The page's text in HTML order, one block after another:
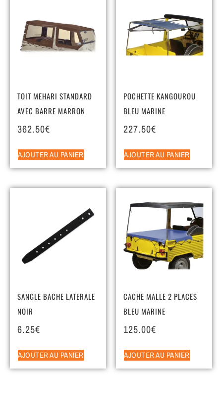
TOIT MEHARI STANDARD
AVEC BARRE MARRON
362.50€
AJOUTER AU PANIER
POCHETTE KANGOUROU
BLEU MARINE
227.50€
AJOUTER AU PANIER
SANGLE BACHE LATERALE
NOIR
6.25€
AJOUTER AU PANIER
CACHE MALLE 2 PLACES
BLEU MARINE
125.00€
AJOUTER AU PANIER